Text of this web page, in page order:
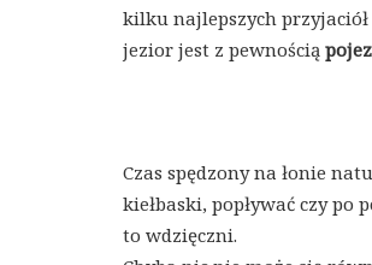
kilku najlepszych
jezior jest z pewnością
Czas spędzony na łonie
kiełbaski, popływać czy po
to wdzięczni.